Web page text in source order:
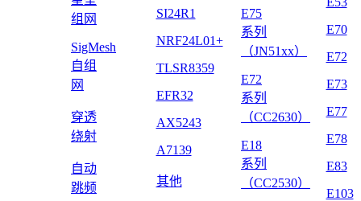
组网
SigMesh
自组
网
穿透
绕射
自动
跳频
SI24R1
NRF24L01+
TLSR8359
EFR32
AX5243
A7139
其他
E75
系列
（JN51xx）
E72
系列
（CC2630）
E18
系列
（CC2530）
E70
E72
E73
E77
E78
E83
E103